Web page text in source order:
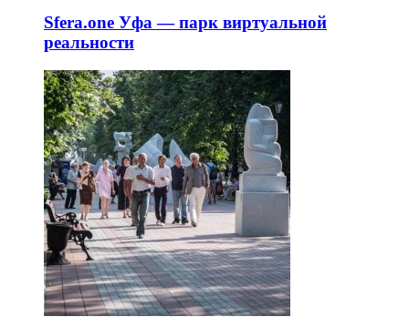
Sfera.one Уфа — парк виртуальной
реальности